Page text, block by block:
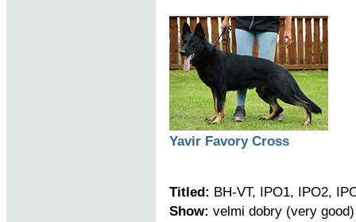
Yavir Favory Cross
Titled: BH-VT, IPO1, IPO2,
Show: velmi dobry (very good)